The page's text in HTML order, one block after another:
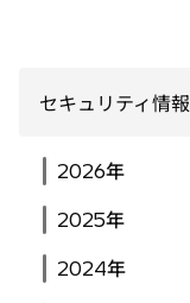
セキュリティ情報
2026年
2025年
2024年